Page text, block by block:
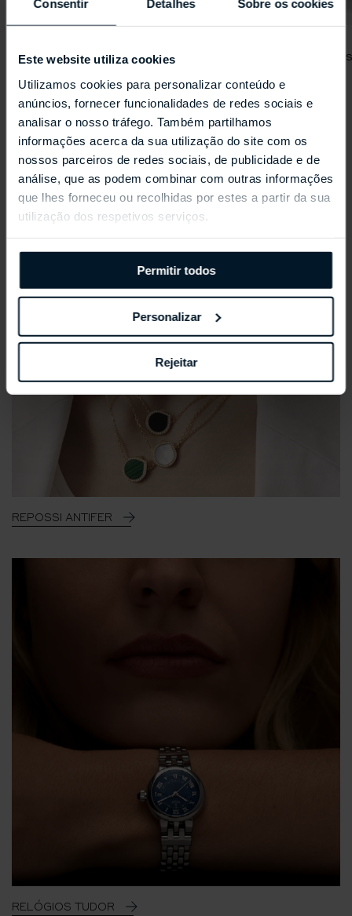
Consentir Detalhes Sobre os cookies
Este website utiliza cookies
Utilizamos cookies para personalizar conteúdo e
anúncios, fornecer funcionalidades de redes sociais e
analisar o nosso tráfego. Também partilhamos
informações acerca da sua utilização do site com os
nossos parceiros de redes sociais, de publicidade e de
análise, que as podem combinar com outras informações
que lhes forneceu ou recolhidas por estes a partir da sua
utilização dos respetivos serviços.
Permitir todos
Personalizar
Rejeitar
5 Sports SKX series SRPK29 5 Sports SKX
Coleções Selecionadas
REPOSSI ANTIFER
RELÓGIOS TUDOR